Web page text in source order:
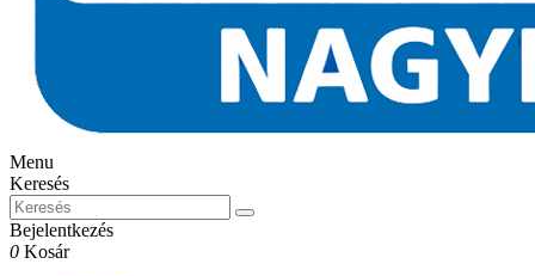
Menu
Keresés
Bejelentkezés
0 Kosár